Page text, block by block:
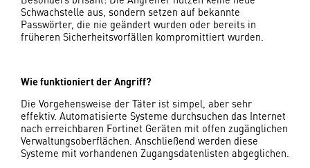
Schwachstelle aus, sondern setzen auf bekannte
Passwörter, die nie geändert wurden oder bereits in
früheren Sicherheitsvorfällen kompromittiert wurden.
Wie funktioniert der Angriff?
Die Vorgehensweise der Täter ist simpel, aber sehr
effektiv. Automatisierte Systeme durchsuchen das Internet
nach erreichbaren Fortinet Geräten mit offen zugänglichen
Verwaltungsoberflächen. Anschließend werden diese
Systeme mit vorhandenen Zugangsdatenlisten abgeglichen.